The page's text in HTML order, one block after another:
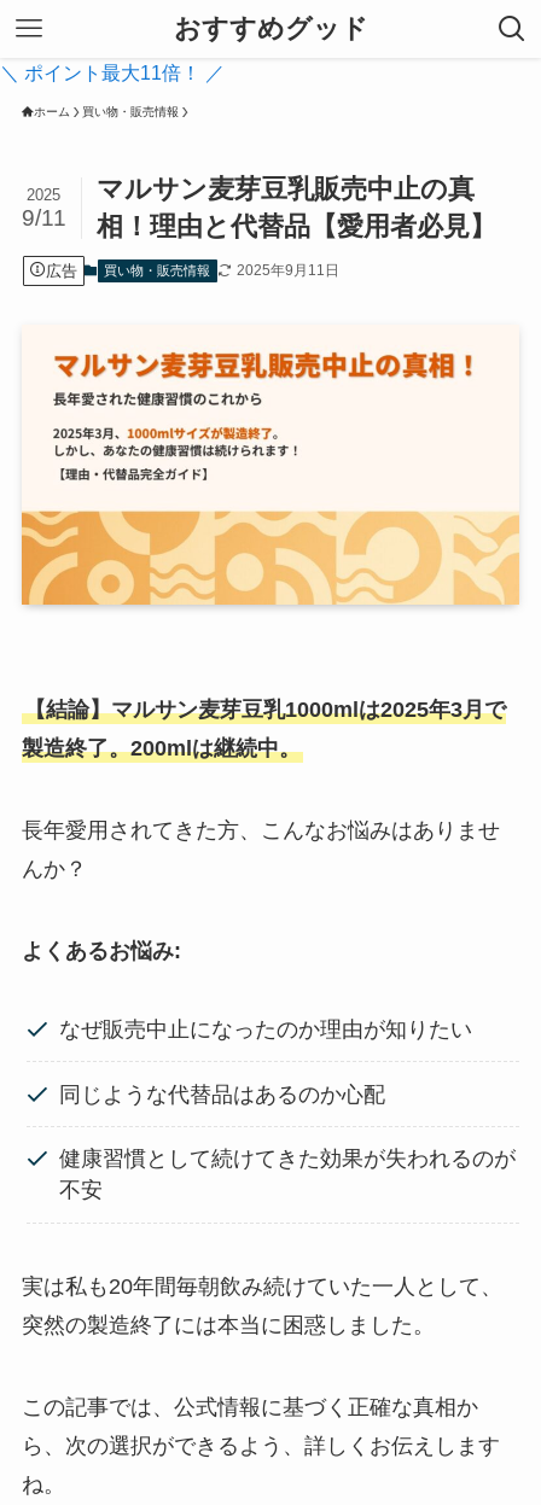
おすすめグッド
＼ ポイント最大11倍！ ／
ホーム 買い物・販売情報
マルサン麦芽豆乳販売中止の真
相！理由と代替品【愛用者必見】
2025
9/11
広告 買い物・販売情報 2025年9月11日
【結論】マルサン麦芽豆乳1000mlは2025年3月で
製造終了。200mlは継続中。
長年愛用されてきた方、こんなお悩みはありませ
んか？
よくあるお悩み:
なぜ販売中止になったのか理由が知りたい
同じような代替品はあるのか心配
健康習慣として続けてきた効果が失われるのが
不安
実は私も20年間毎朝飲み続けていた一人として、
突然の製造終了には本当に困惑しました。
この記事では、公式情報に基づく正確な真相か
ら、次の選択ができるよう、詳しくお伝えします
ね。